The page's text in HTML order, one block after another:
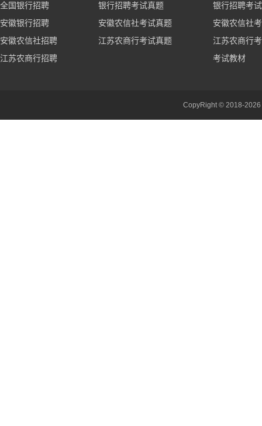
全国银行招聘
安徽银行招聘
安徽农信社招聘
江苏农商行招聘
银行招聘考试真题
安徽农信社考试真题
江苏农商行考试真题
银行招聘考
安徽农信社
江苏农商行
考试教材
CopyRight © 2018-